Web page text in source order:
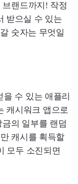
랜드까지! 작정
받으실 수 있는
숫자는 무엇일
수 있는 애플리
캐시워크 앱으로
의 일부를 랜덤
캐시를 획득할
모두 소진되면